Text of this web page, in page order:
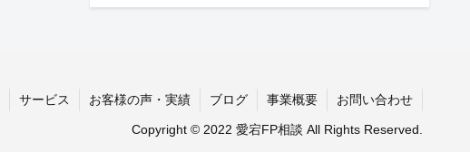
サービス お客様の声・実績 ブログ 事業概要 お問い合わせ
Copyright © 2022 愛宕FP相談 All Rights Reserved.